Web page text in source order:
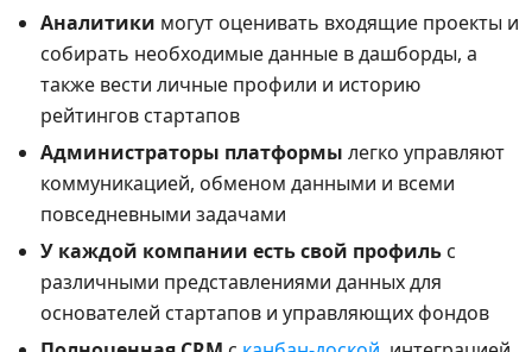
Аналитики могут оценивать входящие проекты и
собирать необходимые данные в дашборды, а
также вести личные профили и историю
рейтингов стартапов
Администраторы платформы легко управляют
коммуникацией, обменом данными и всеми
повседневными задачами
У каждой компании есть свой профиль с
различными представлениями данных для
основателей стартапов и управляющих фондов